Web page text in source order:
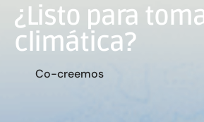
¿Listo para
climática?
Co-creemos